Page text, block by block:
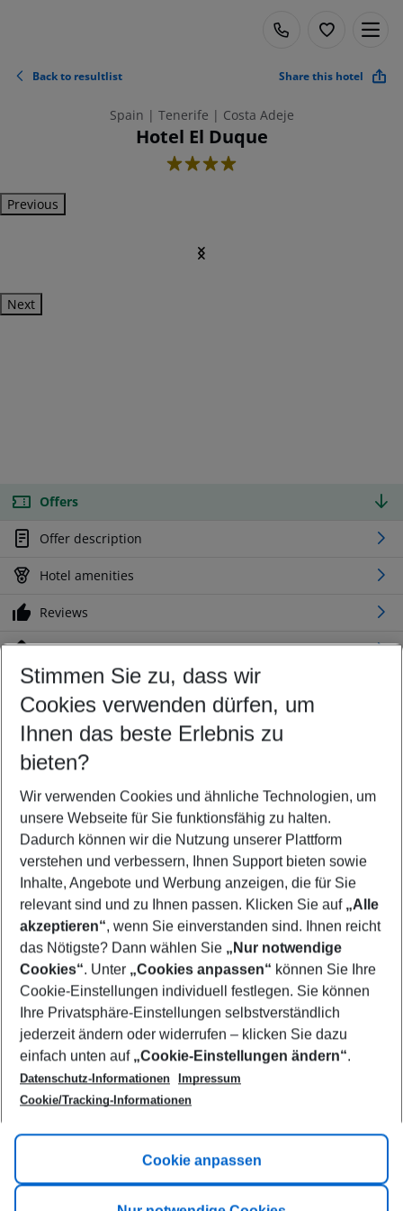
Back to resultlist Share this hotel
Spain | Tenerife | Costa Adeje
Hotel El Duque
4
Previous
Next
Offers
Offer description
Hotel amenities
Reviews
Location
Customize your offer
Find the perfect deal which suits your best
Your departure airport
Any airport
Select your date range
10/08/26–08/08/27 5-8 nights
Who will travel
2 adults No children
Show more filter
Footer
Footer navigation
Title A
Link A
Stimmen Sie zu, dass wir
Cookies verwenden dürfen, um
Ihnen das beste Erlebnis zu
bieten?
Wir verwenden Cookies und ähnliche Technologien, um
unsere Webseite für Sie funktionsfähig zu halten.
Dadurch können wir die Nutzung unserer Plattform
verstehen und verbessern, Ihnen Support bieten sowie
Inhalte, Angebote und Werbung anzeigen, die für Sie
relevant sind und zu Ihnen passen. Klicken Sie auf „Alle
akzeptieren“, wenn Sie einverstanden sind. Ihnen reicht
das Nötigste? Dann wählen Sie „Nur notwendige
Cookies“. Unter „Cookies anpassen“ können Sie Ihre
Cookie-Einstellungen individuell festlegen. Sie können
Ihre Privatsphäre-Einstellungen selbstverständlich
jederzeit ändern oder widerrufen – klicken Sie dazu
einfach unten auf „Cookie-Einstellungen ändern“.
Datenschutz-Informationen
Impressum
Cookie/Tracking-Informationen
Cookie anpassen